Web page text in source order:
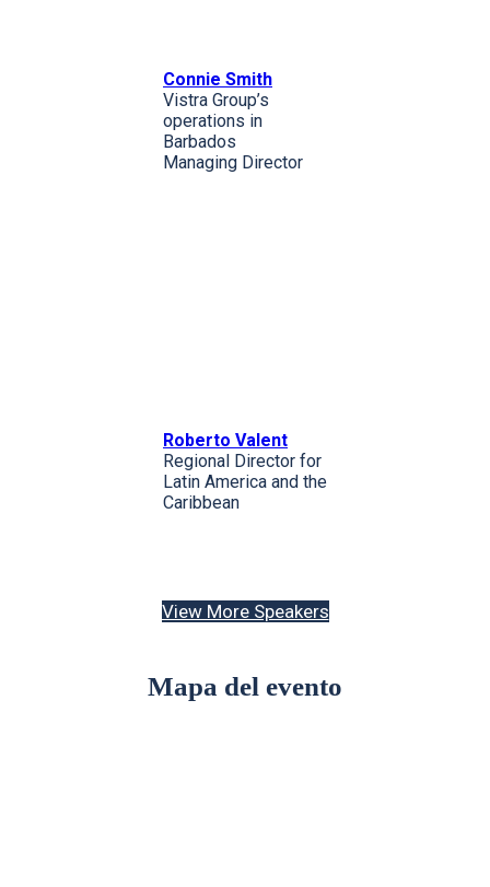
Connie Smith
Vistra Group’s
operations in
Barbados
Managing Director
Roberto Valent
Regional Director for
Latin America and the
Caribbean
View More Speakers
Mapa del evento